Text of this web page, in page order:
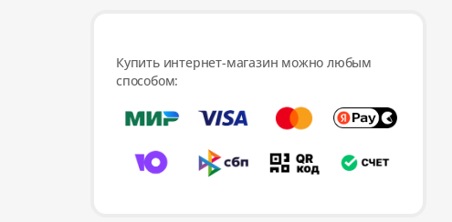
Купить интернет-магазин можно любым
способом: